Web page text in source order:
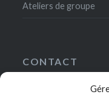
Ateliers de groupe
CONTACT
5, rue Gaston-